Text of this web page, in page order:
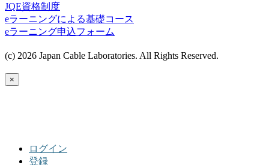
JQE資格制度
eラーニングによる基礎コース
eラーニング申込フォーム
(c) 2026 Japan Cable Laboratories. All Rights Reserved.
×
ログイン
登録